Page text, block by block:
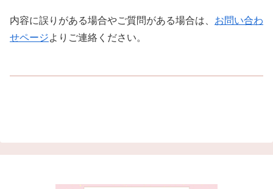
内容に誤りがある場合やご質問がある場合は、 お問い合わ
せページよりご連絡ください。